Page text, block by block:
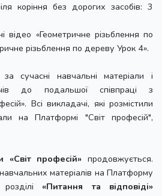
коріння без дорогих засобів: 3
відео «Геометричне різьблення по
різьблення по дереву Урок 4».
сучасні навчальні матеріали і
до подальшої співпраці з
Всі викладачі, які розмістили
на Платформі "Світ професій",
«Світ професій» продовжується.
матеріалів на Платформу
«Питання та відповіді»